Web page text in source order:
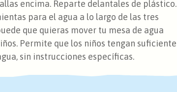
encima. Reparte delantales de plástico.
para el agua a lo largo de las tres
que quieras mover tu mesa de agua
Permite que los niños tengan suficiente
sin instrucciones específicas.